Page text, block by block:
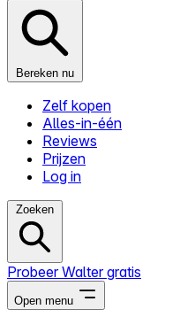
Bereken nu
Zelf kopen
Alles-in-één
Reviews
Prijzen
Log in
Zoeken
Probeer Walter gratis
Open menu